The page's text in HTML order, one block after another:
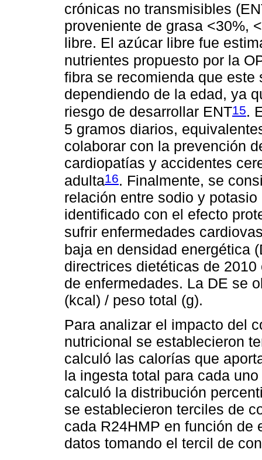
crónicas no transmisibles
proveniente de grasa <30%,
libre. El azúcar libre fue
nutrientes propuesto por la
fibra se recomienda que
dependiendo de la edad, ya
riesgo de desarrollar ENT15.
5 gramos diarios,
colaborar con la prevención
cardiopatías y accidentes
adulta16. Finalmente, se
relación entre sodio y
identificado con el efecto
sufrir enfermedades
baja en densidad energética
directrices dietéticas de
de enfermedades. La DE se
(kcal) / peso total (g).
Para analizar el impacto del
nutricional se establecieron
calculó las calorías que
la ingesta total para cada
calculó la distribución
se establecieron terciles de
cada R24HMP en función de
datos tomando el tercil de